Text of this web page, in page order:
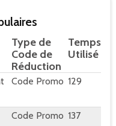
Type de
Code de
Réduction
Temps
Utilisé
Code Promo 129
Code Promo 137